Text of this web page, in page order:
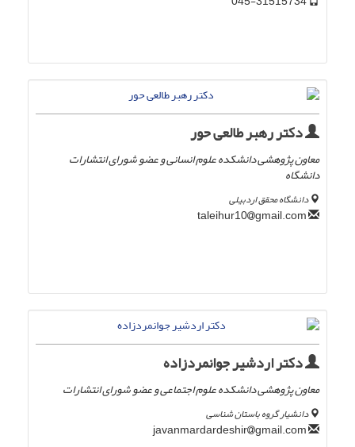
دکتر رهبر طالعی حور
معاون پژوهشی دانشکده علوم انسانی و عضو شورای انتشارات
دانشگاه
دانشگاه محقق اردبیلی
gmail.com
دکتر اردشیر جوانمردزاده
معاون پژوهشی دانشکده علوم اجتماعی و عضو شورای انتشارات
دانشیار گروه باستان شناسی
gmail.com